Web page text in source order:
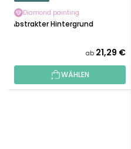
Diamond painting
Abstrakter Hintergrund
ab 21,29 €
WÄHLEN